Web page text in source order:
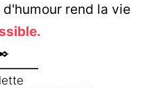
rend la vie